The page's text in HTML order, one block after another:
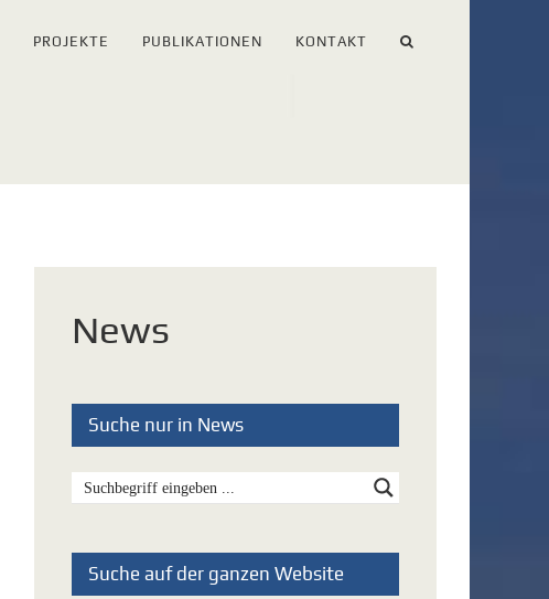
PROJEKTE PUBLIKATIONEN KONTAKT
News
Suche nur in News
Suche auf der ganzen Website